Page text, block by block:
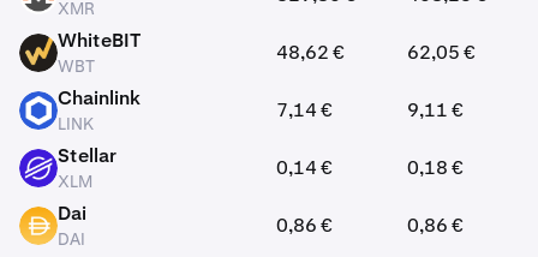
XMR
WBT WhiteBIT
WBT
48,62 € 62,05 €
Chainlink
LINK
7,14 € 9,11 €
XLM Stellar
XLM
0,14 € 0,18 €
DAI Dai
DAI
0,86 € 0,86 €